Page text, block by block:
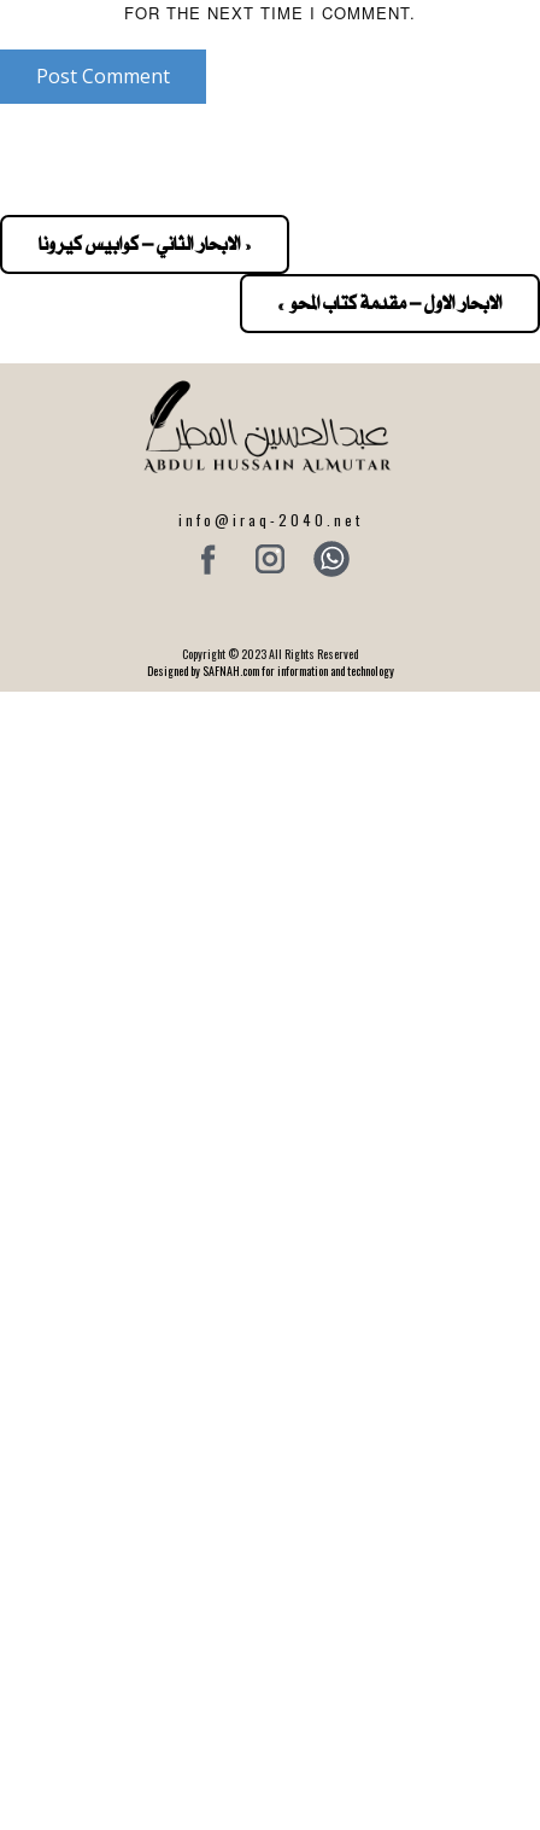
FOR THE NEXT TIME I COMMENT.
Post Comment
navigation
« الابحار الثاني – كوابيس كيرونا
الابحار الاول – مقدمة كتاب المحو »
info@iraq-2040.net
Copyright © 2023 All Rights Reserved
Designed by SAFNAH.com for information and technology